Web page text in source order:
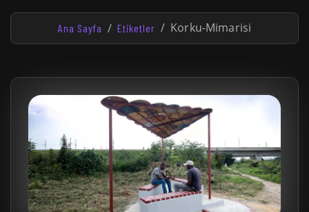
Ana Sayfa Etiketler Korku-Mimarisi